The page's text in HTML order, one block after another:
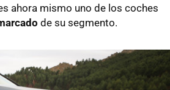
ahora mismo uno de los coches
de su segmento.